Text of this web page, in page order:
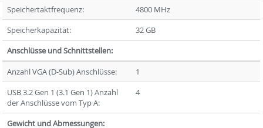
Speichertaktfrequenz:
4800 MHz
Speicherkapazität:
32 GB
Anschlüsse und Schnittstellen:
Anzahl VGA (D-Sub) Anschlüsse:
1
USB 3.2 Gen 1 (3.1 Gen 1) Anzahl
der Anschlüsse vom Typ A:
4
Gewicht und Abmessungen: